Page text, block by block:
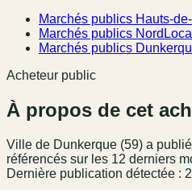
Marchés publics Hauts-
Marchés publics Nord
Marchés publics
Acheteur public
À propos de cet
Ville de Dunkerque (59) a publié
référencés sur les 12 derniers
Dernière publication détectée :